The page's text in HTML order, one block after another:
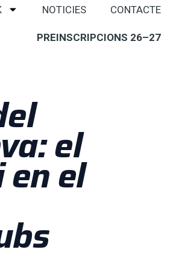
NOTICIES CONTACTE
PREINSCRIPCIONS 26–27
el
el